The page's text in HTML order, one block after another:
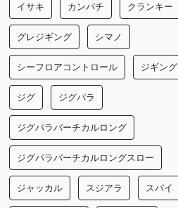
イサキ カンパチ クランキー
グレジギング シマノ
シーフロアコントロール ジギング
ジグ ジグパラ
ジグパラバーチカルロング
ジグパラバーチカルロングスロー
ジャッカル スジアラ スパイ